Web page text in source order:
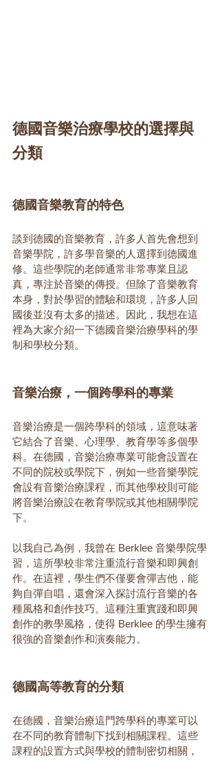
德國音樂治療學校的選擇與
分類
德國音樂教育的特色
談到德國的音樂教育，許多人首先會想到
音樂學院，許多學音樂的人選擇到德國進
修。這些學院的老師通常非常專業且認
真，專注於音樂的傳授。但除了音樂教育
本身，對於學習的體驗和環境，許多人回
國後並沒有太多的描述。因此，我想在這
裡為大家介紹一下德國音樂治療學科的學
制和學校分類。
音樂治療，一個跨學科的專業
音樂治療是一個跨學科的領域，這意味著
它結合了音樂、心理學、教育學等多個學
科。在德國，音樂治療專業可能會設置在
不同的院校或學院下，例如一些音樂學院
會設有音樂治療課程，而其他學校則可能
將音樂治療設在教育學院或其他相關學院
下。
以我自己為例，我曾在 Berklee 音樂學院學
習，這所學校非常注重流行音樂和即興創
作。在這裡，學生們不僅要會彈吉他，能
夠自彈自唱，還會深入探討流行音樂的各
種風格和創作技巧。這種注重實踐和即興
創作的教學風格，使得 Berklee 的學生擁有
很強的音樂創作和演奏能力。
德國高等教育的分類
在德國，音樂治療這門跨學科的專業可以
在不同的教育體制下找到相關課程。這些
課程的設置方式與學校的體制密切相關，